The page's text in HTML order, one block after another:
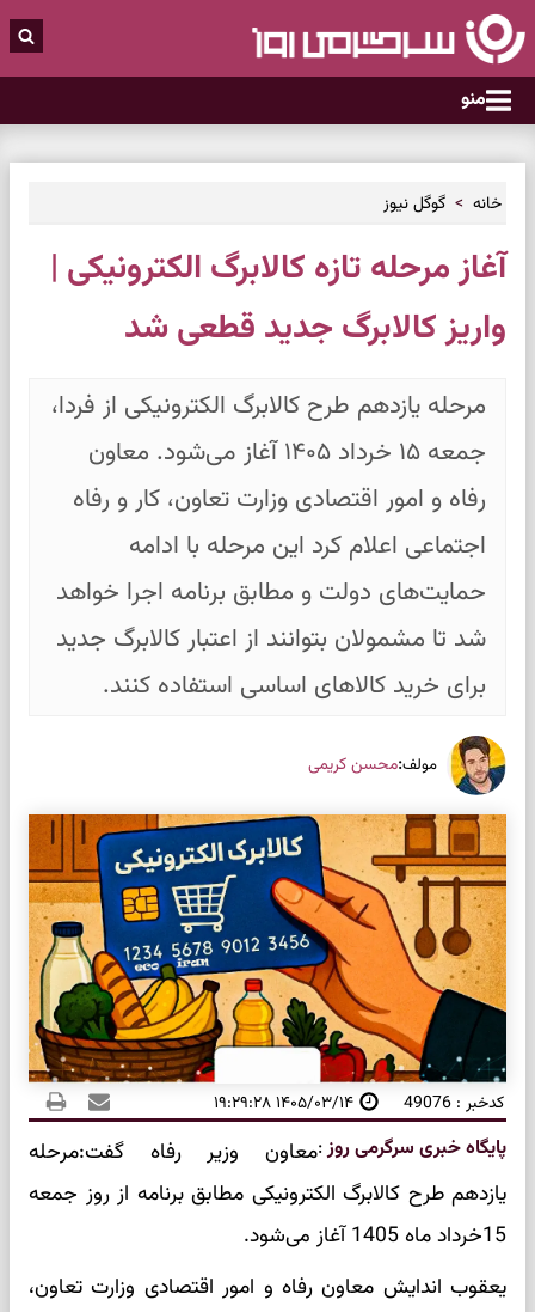
منو
خانه گوگل نیوز
آغاز مرحله تازه کالابرگ الکترونیکی |
واریز کالابرگ جدید قطعی شد
مرحله یازدهم طرح کالابرگ الکترونیکی از فردا،
جمعه ۱۵ خرداد ۱۴۰۵ آغاز می‌شود. معاون
رفاه و امور اقتصادی وزارت تعاون، کار و رفاه
اجتماعی اعلام کرد این مرحله با ادامه
حمایت‌های دولت و مطابق برنامه اجرا خواهد
شد تا مشمولان بتوانند از اعتبار کالابرگ جدید
برای خرید کالاهای اساسی استفاده کنند.
مولف:محسن کریمی
کدخبر : 49076 ۱۴۰۵/۰۳/۱۴ ۱۹:۲۹:۲۸
پایگاه خبری سرگرمی روز:معاون وزیر رفاه گفت:مرحله
یازدهم طرح کالابرگ الکترونیکی مطابق برنامه از روز جمعه
15خرداد ماه 1405 آغاز می‌شود.
یعقوب اندایش معاون رفاه و امور اقتصادی وزارت تعاون،